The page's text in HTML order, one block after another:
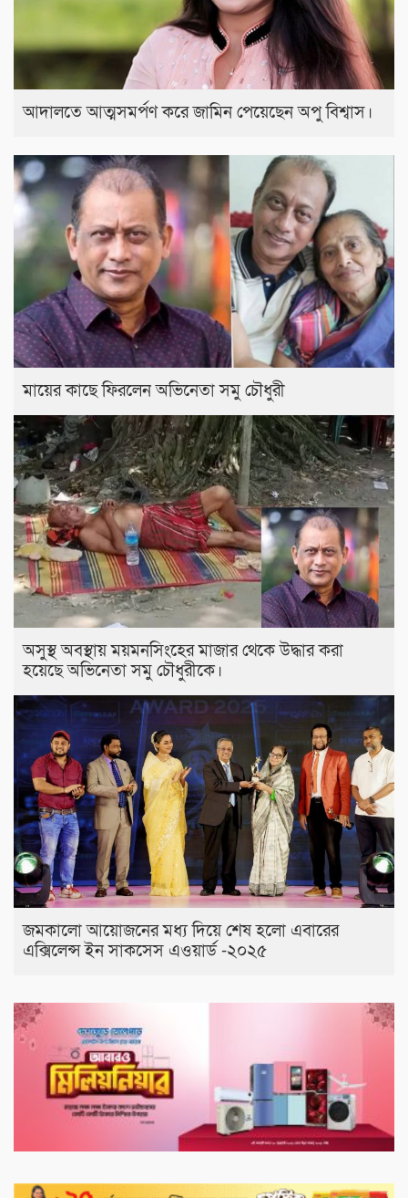
আদালতে আত্মসমর্পণ করে জামিন পেয়েছেন অপু বিশ্বাস।
মায়ের কাছে ফিরলেন অভিনেতা সমু চৌধুরী
অসুস্থ অবস্থায় ময়মনসিংহের মাজার থেকে উদ্ধার করা
হয়েছে অভিনেতা সমু চৌধুরীকে।
জমকালো আয়োজনের মধ্য দিয়ে শেষ হলো এবারের
এক্সিলেন্স ইন সাকসেস এওয়ার্ড -২০২৫